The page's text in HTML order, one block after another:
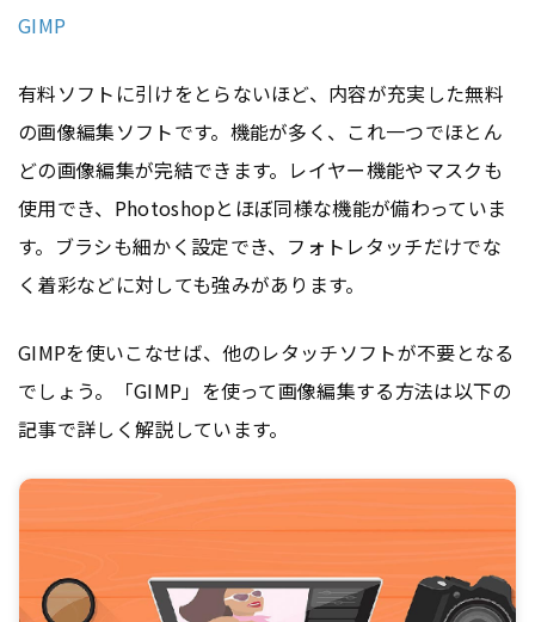
GIMP
有料ソフトに引けをとらないほど、内容が充実した無料
の画像編集ソフトです。機能が多く、これ一つでほとん
どの画像編集が完結できます。レイヤー機能やマスクも
使用でき、Photoshopとほぼ同様な機能が備わっていま
す。ブラシも細かく設定でき、フォトレタッチだけでな
く着彩などに対しても強みがあります。
GIMPを使いこなせば、他のレタッチソフトが不要となる
でしょう。「GIMP」を使って画像編集する方法は以下の
記事で詳しく解説しています。